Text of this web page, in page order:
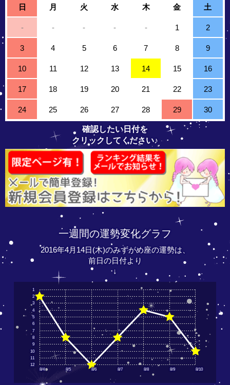
日 月 火 水 木 金 土
- - - - - 1 2
3 4 5 6 7 8 9
10 11 12 13 14 15 16
17 18 19 20 21 22 23
24 25 26 27 28 29 30
確認したい日付を
クリックしてください♪
一週間の運勢変化グラフ
2016年4月14日(木)のみずがめ座の運勢は、
前日の日付より
↓
8/4 8/5 8/6 8/7 8/8 8/9 8/10
12
11
10
9
8
7
6
5
4
3
2
1